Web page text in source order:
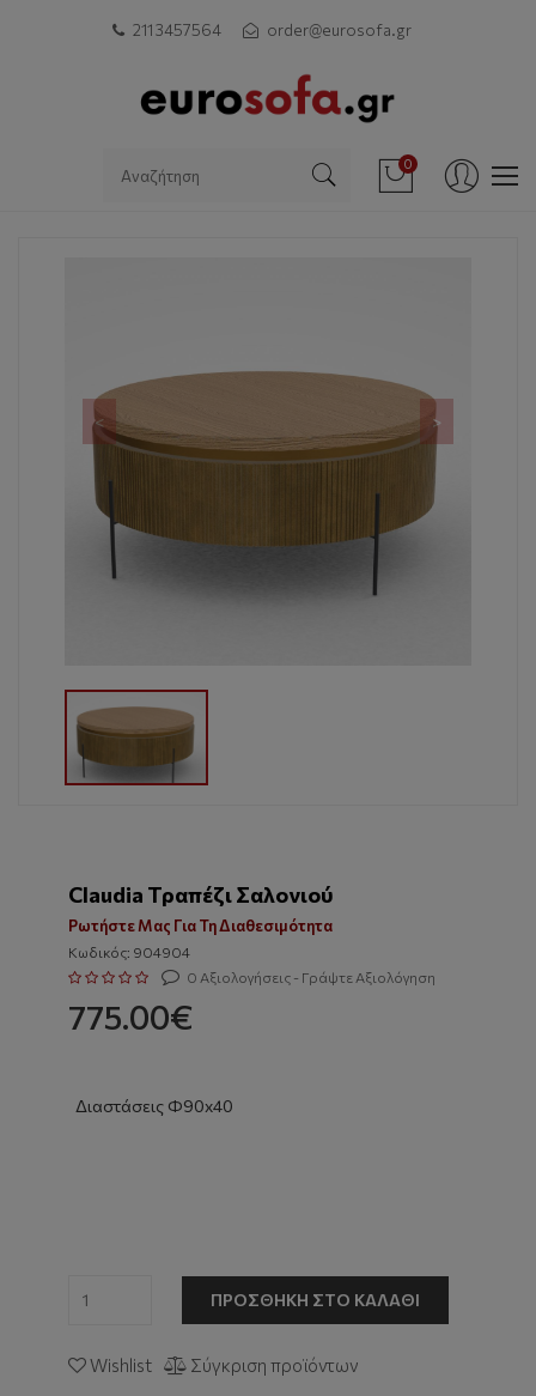
211 3457564 order@eurosofa.gr
0
< >
Claudia Τραπέζι Σαλονιού
Ρωτήστε Μας Για Τη Διαθεσιμότητα
Κωδικός: 904904
0 Αξιολογήσεις - Γράψτε Αξιολόγηση
775.00€
Διαστάσεις Φ90x40
ΠΡΟΣΘΉΚΗ ΣΤΟ ΚΑΛΆΘΙ
Wishlist Σύγκριση προϊόντων